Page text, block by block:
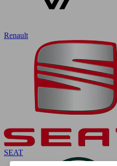
Renault
SEAT